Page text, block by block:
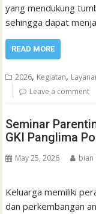
yang mendukung
sehingga dapat
READ MORE
2026, Kegiatan,
Leave a comment
Seminar
GKI Panglima
May 25, 2026 bian
Keluarga memiliki
dan perkembangan